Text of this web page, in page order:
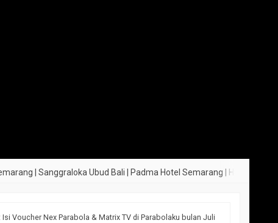
Sanggraloka Ubud Bali | Padma Hotel Semarang | Hotel
Isi Voucher Nex Parabola & Matrix TV di Parabolaku bulan Juli